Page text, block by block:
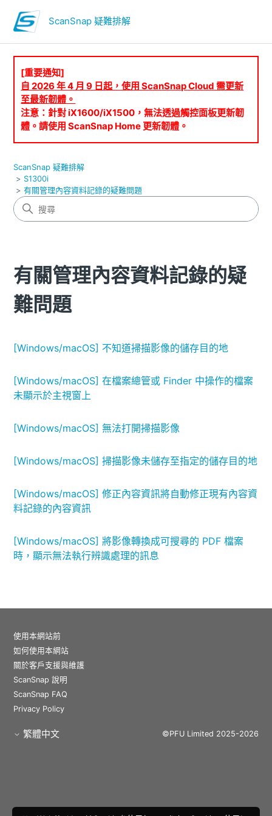
ScanSnap 疑難排解
[重要通知]
自 2026 年 4 月 9 日起，使用 ScanSnap Cloud 需更新
至最新韌體。
注意：針對 iX1600/iX1500，無法透過觸控面板更新韌
體。請使用 ScanSnap Home 更新韌體。
ScanSnap 疑難排解
S1300i
有關管理內容資料記錄的疑難問題
有關管理內容資料記錄的疑
難問題
[Windows/macOS] 不知道掃描影像的儲存目的地
[Windows/macOS] 在檔案總管或 Finder 中操作的檔案
未顯示於主視窗上
[Windows/macOS] 無法打開掃描影像
[Windows/macOS] 掃描影像未儲存至指定的儲存目的地
[Windows/macOS] 修正內容資訊將自動修正現有內容資
料記錄的內容資訊
[Windows/macOS] 將影像轉換成可搜尋的 PDF 檔案
時，顯示無法執行辨識處理的訊息
使用本網站前
如何使用本網站
關於客戶支援與維護
ScanSnap 說明
ScanSnap FAQ
Privacy Policy
繁體中文 ©PFU Limited 2025-2026